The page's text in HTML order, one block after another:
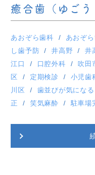
癒合歯（ゆご
あおぞら歯科 あおぞ
し歯予防
井高野 井
江口
口腔外科 吹田
区
定期検診 小児歯
川区
歯並びが気になる
正
笑気麻酔 駐車場